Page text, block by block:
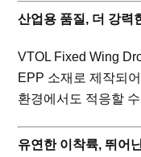
산업용 품질, 더 강력
VTOL Fixed Wing
EPP 소재로 제작되
환경에서도 적응할
유연한 이착륙, 뛰어